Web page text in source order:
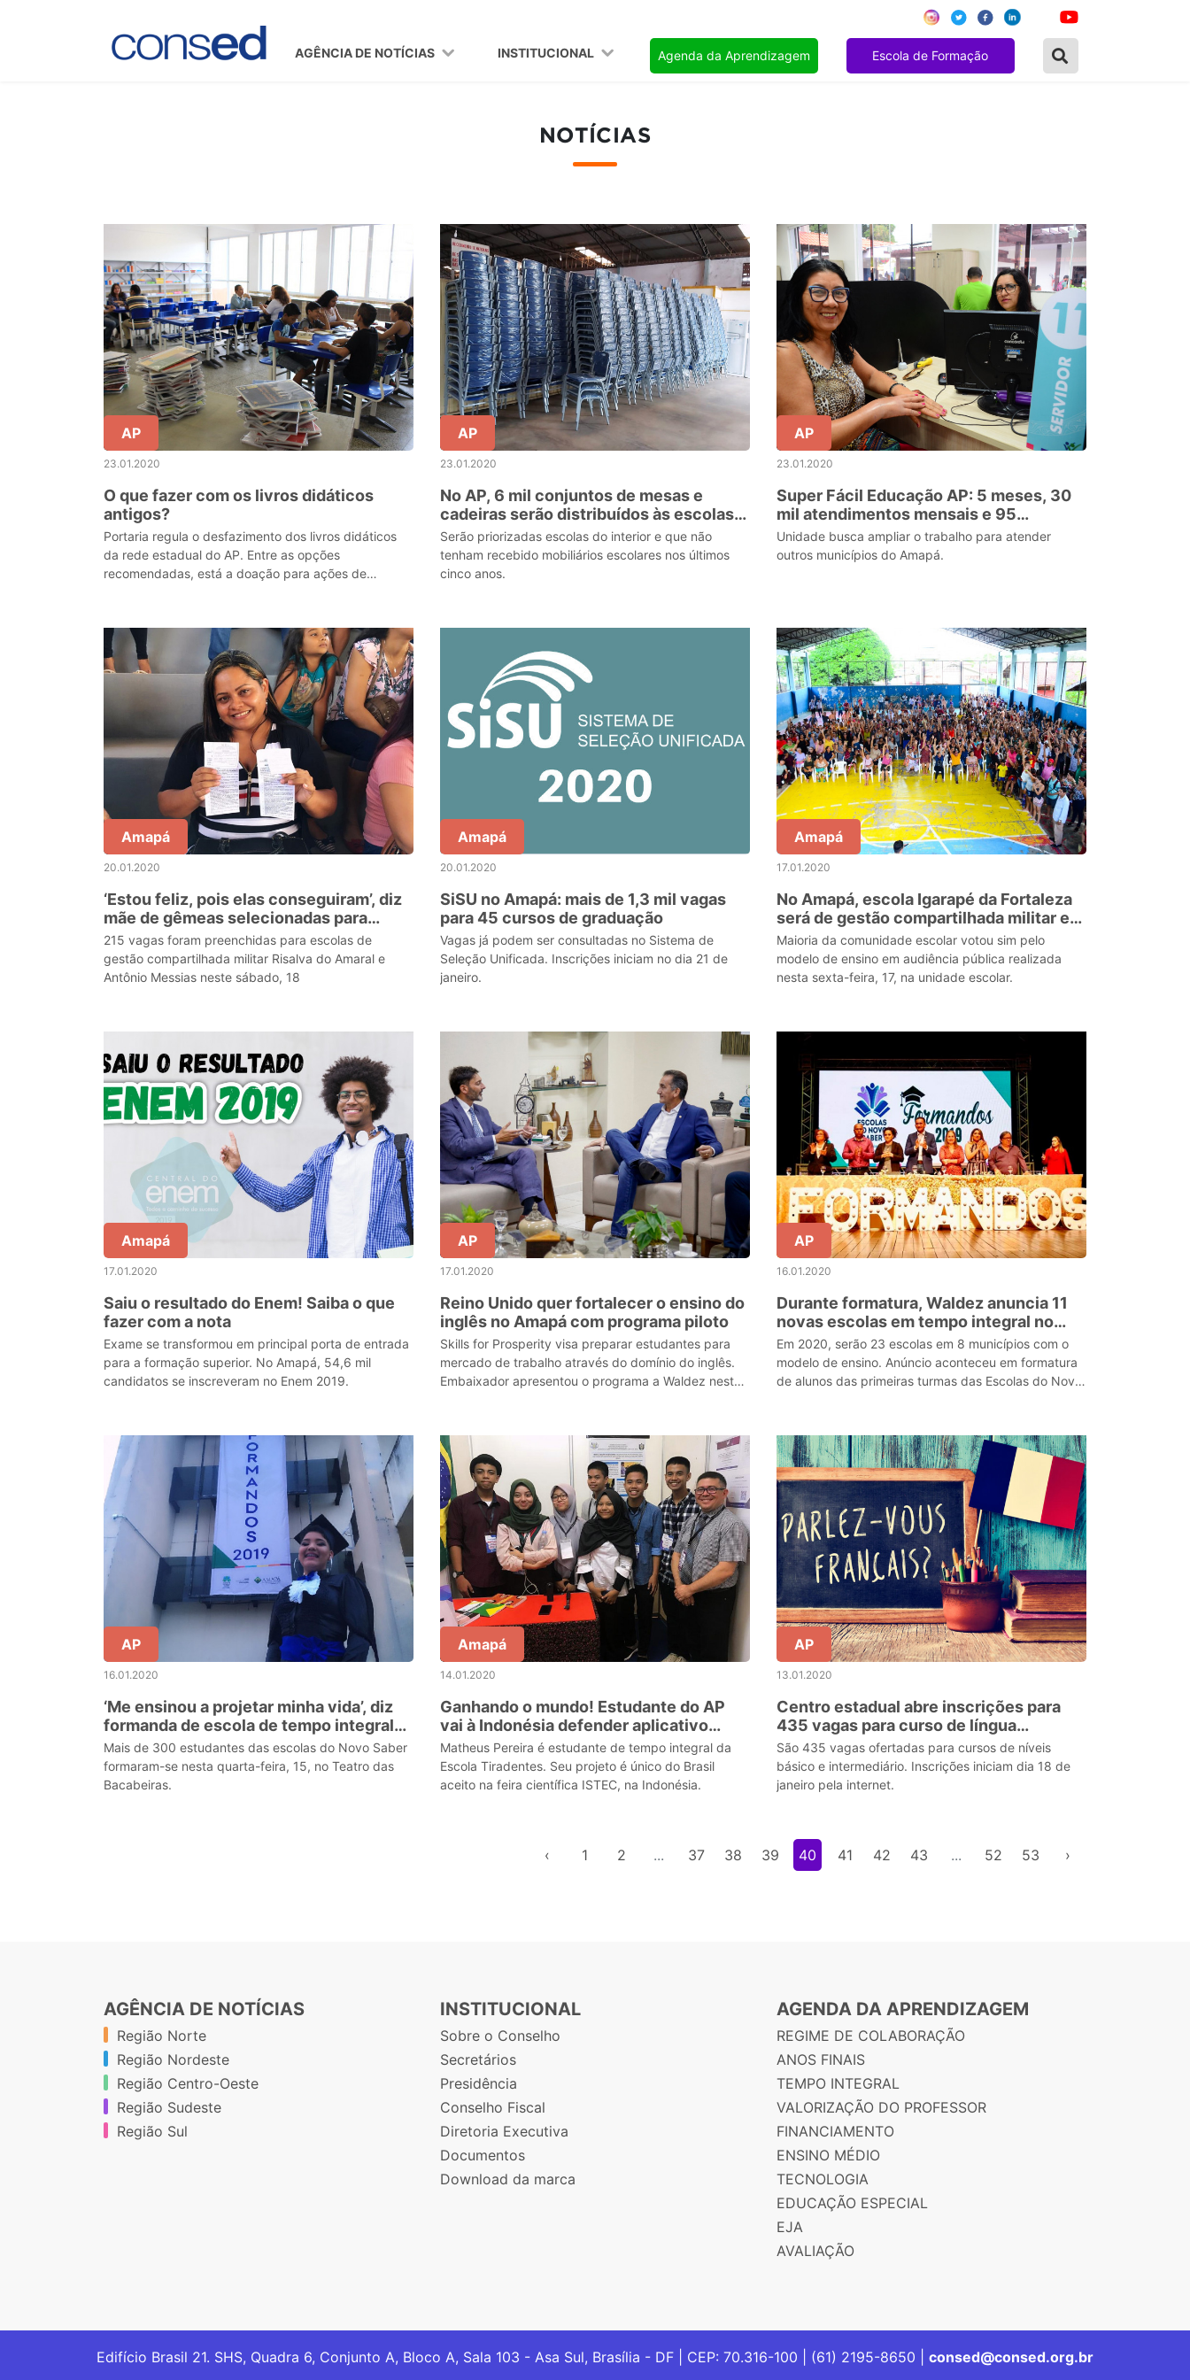
AGÊNCIA DE NOTÍCIAS INSTITUCIONAL Agenda da Aprendizagem Escola de Formação
NOTÍCIAS
AP
23.01.2020
O que fazer com os livros didáticos
antigos?
Portaria regula o desfazimento dos livros didáticos
da rede estadual do AP. Entre as opções
recomendadas, está a doação para ações de
AP
23.01.2020
No AP, 6 mil conjuntos de mesas e
cadeiras serão distribuídos às escolas
de ensino médio
Serão priorizadas escolas do interior e que não
tenham recebido mobiliários escolares nos últimos
cinco anos.
AP
23.01.2020
Super Fácil Educação AP: 5 meses, 30
mil atendimentos mensais e 95
serviços
Unidade busca ampliar o trabalho para atender
outros municípios do Amapá.
Amapá
20.01.2020
‘Estou feliz, pois elas conseguiram’, diz
mãe de gêmeas selecionadas para
escola militar no Amapá
215 vagas foram preenchidas para escolas de
gestão compartilhada militar Risalva do Amaral e
Antônio Messias neste sábado, 18
Amapá
20.01.2020
SiSU no Amapá: mais de 1,3 mil vagas
para 45 cursos de graduação
Vagas já podem ser consultadas no Sistema de
Seleção Unificada. Inscrições iniciam no dia 21 de
janeiro.
Amapá
17.01.2020
No Amapá, escola Igarapé da Fortaleza
será de gestão compartilhada militar em
2020
Maioria da comunidade escolar votou sim pelo
modelo de ensino em audiência pública realizada
nesta sexta-feira, 17, na unidade escolar.
Amapá
17.01.2020
Saiu o resultado do Enem! Saiba o que
fazer com a nota
Exame se transformou em principal porta de entrada
para a formação superior. No Amapá, 54,6 mil
candidatos se inscreveram no Enem 2019.
AP
17.01.2020
Reino Unido quer fortalecer o ensino do
inglês no Amapá com programa piloto
Skills for Prosperity visa preparar estudantes para
mercado de trabalho através do domínio do inglês.
Embaixador apresentou o programa a Waldez nesta
AP
16.01.2020
Durante formatura, Waldez anuncia 11
novas escolas em tempo integral no
Amapá
Em 2020, serão 23 escolas em 8 municípios com o
modelo de ensino. Anúncio aconteceu em formatura
de alunos das primeiras turmas das Escolas do Novo
AP
16.01.2020
‘Me ensinou a projetar minha vida’, diz
formanda de escola de tempo integral
do Amapá
Mais de 300 estudantes das escolas do Novo Saber
formaram-se nesta quarta-feira, 15, no Teatro das
Bacabeiras.
Amapá
14.01.2020
Ganhando o mundo! Estudante do AP
vai à Indonésia defender aplicativo
terapêutico
Matheus Pereira é estudante de tempo integral da
Escola Tiradentes. Seu projeto é único do Brasil
aceito na feira científica ISTEC, na Indonésia.
AP
13.01.2020
Centro estadual abre inscrições para
435 vagas para curso de língua
francesa, no AP
São 435 vagas ofertadas para cursos de níveis
básico e intermediário. Inscrições iniciam dia 18 de
janeiro pela internet.
‹ 1 2 ... 37 38 39 40 41 42 43 ... 52 53 ›
AGÊNCIA DE NOTÍCIAS
Região Norte
Região Nordeste
Região Centro-Oeste
Região Sudeste
Região Sul
INSTITUCIONAL
Sobre o Conselho
Secretários
Presidência
Conselho Fiscal
Diretoria Executiva
Documentos
Download da marca
AGENDA DA APRENDIZAGEM
REGIME DE COLABORAÇÃO
ANOS FINAIS
TEMPO INTEGRAL
VALORIZAÇÃO DO PROFESSOR
FINANCIAMENTO
ENSINO MÉDIO
TECNOLOGIA
EDUCAÇÃO ESPECIAL
EJA
AVALIAÇÃO
Edifício Brasil 21. SHS, Quadra 6, Conjunto A, Bloco A, Sala 103 - Asa Sul, Brasília - DF | CEP: 70.316-100 | (61) 2195-8650 | consed@consed.org.br